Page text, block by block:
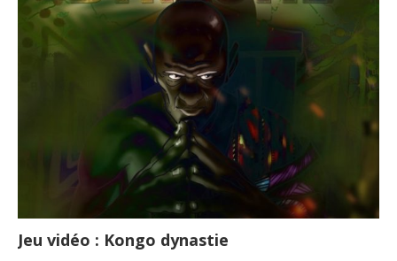
Jeu vidéo : Kongo dynastie